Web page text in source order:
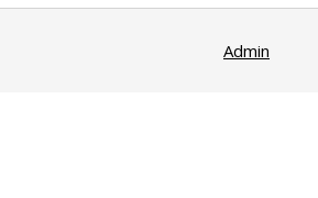
Admin